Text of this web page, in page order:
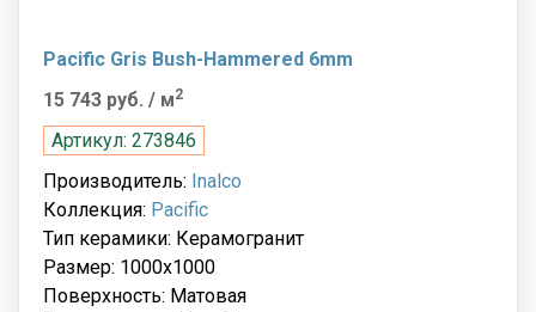
Pacific Gris Bush-Hammered 6mm
15 743 руб. / м2
Артикул: 273846
Производитель: Inalco
Коллекция: Pacific
Тип керамики: Керамогранит
Размер: 1000x1000
Поверхность: Матовая